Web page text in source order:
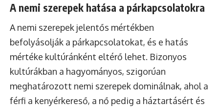
A nemi szerepek hatása a párkapcsolatokra
A nemi szerepek jelentős mértékben
befolyásolják a párkapcsolatokat, és e hatás
mértéke kultúránként eltérő lehet. Bizonyos
kultúrákban a hagyományos, szigorúan
meghatározott nemi szerepek dominálnak, ahol a
férfi a kenyérkereső, a nő pedig a háztartásért és